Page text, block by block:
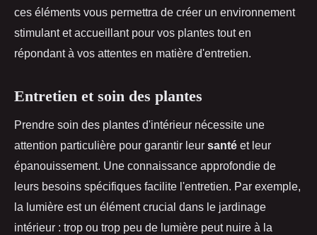
ces éléments vous permettra de créer un environnement
stimulant et accueillant pour vos plantes tout en
répondant à vos attentes en matière d'entretien.
Entretien et soin des plantes
Prendre soin des plantes d'intérieur nécessite une
attention particulière pour garantir leur santé et leur
épanouissement. Une connaissance approfondie de
leurs besoins spécifiques facilite l'entretien. Par exemple,
la lumière est un élément crucial dans le jardinage
intérieur : trop ou trop peu de lumière peut nuire à la